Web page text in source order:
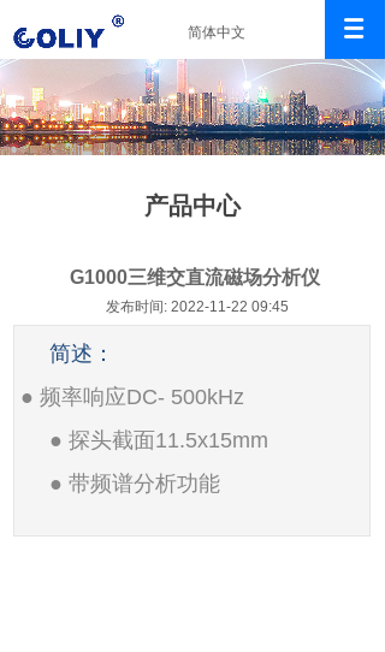
简体中文
产品中心
G1000三维交直流磁场分析仪
发布时间: 2022-11-22 09:45
简述：
● 频率响应DC- 500kHz
● 探头截面11.5x15mm
● 带频谱分析功能